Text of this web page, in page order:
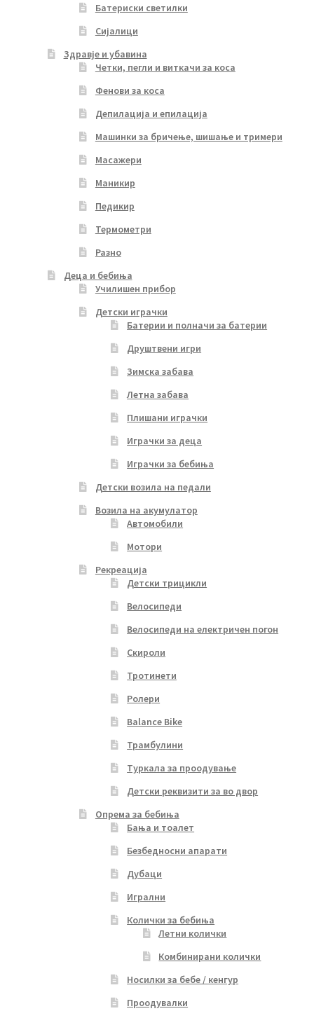
Батериски светилки
Сијалици
Здравје и убавина
Четки, пегли и виткачи за коса
Фенови за коса
Депилација и епилација
Машинки за бричење, шишање и тримери
Масажери
Маникир
Педикир
Термометри
Разно
Деца и бебиња
Училишен прибор
Детски играчки
Батерии и полначи за батерии
Друштвени игри
Зимска забава
Летна забава
Плишани играчки
Играчки за деца
Играчки за бебиња
Детски возила на педали
Возила на акумулатор
Автомобили
Мотори
Рекреација
Детски трицикли
Велосипеди
Велосипеди на електричен погон
Скироли
Тротинети
Ролери
Balance Bike
Трамбулини
Туркала за проодување
Детски реквизити за во двор
Опрема за бебиња
Бања и тоалет
Безбедносни апарати
Дубаци
Игрални
Колички за бебиња
Летни колички
Комбинирани колички
Носилки за бебе / кенгур
Проодувалки